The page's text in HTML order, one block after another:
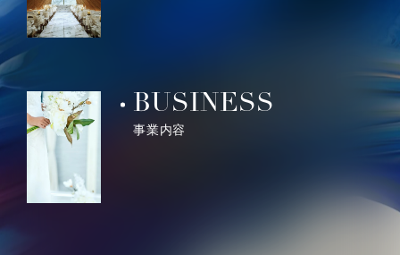
BUSINESS
事業内容